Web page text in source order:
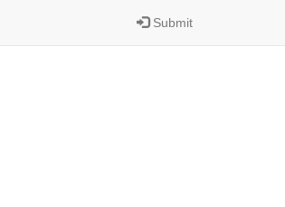
Submit